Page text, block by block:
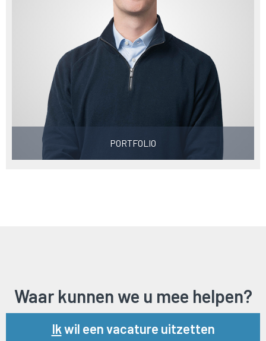
PORTFOLIO
Waar kunnen we u mee helpen?
Ikwil een vacature uitzetten